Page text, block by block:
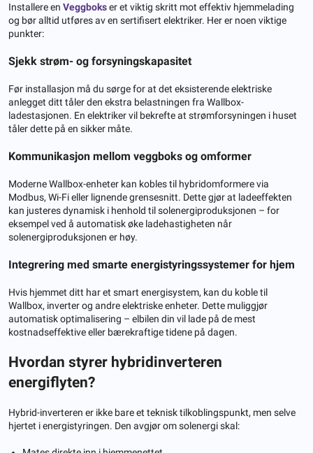
Installere en Veggbokser et viktig skritt mot effektiv hjemmelading
og bør alltid utføres av en sertifisert elektriker. Her er noen viktige
punkter:
Sjekk strøm- og forsyningskapasitet
Før installasjon må du sørge for at det eksisterende elektriske
anlegget ditt tåler den ekstra belastningen fra Wallbox-
ladestasjonen. En elektriker vil bekrefte at strømforsyningen i huset
tåler dette på en sikker måte.
Kommunikasjon mellom veggboks og omformer
Moderne Wallbox-enheter kan kobles til hybridomformere via
Modbus, Wi-Fi eller lignende grensesnitt. Dette gjør at ladeeffekten
kan justeres dynamisk i henhold til solenergiproduksjonen – for
eksempel ved å automatisk øke ladehastigheten når
solenergiproduksjonen er høy.
Integrering med smarte energistyringssystemer for hjem
Hvis hjemmet ditt har et smart energisystem, kan du koble til
Wallbox, inverter og andre elektriske enheter. Dette muliggjør
automatisk optimalisering – elbilen din vil lade på de mest
kostnadseffektive eller bærekraftige tidene på dagen.
Hvordan styrer hybridinverteren
energiflyten?
Hybrid-inverteren er ikke bare et teknisk tilkoblingspunkt, men selve
hjertet i energistyringen. Den avgjør om solenergi skal: